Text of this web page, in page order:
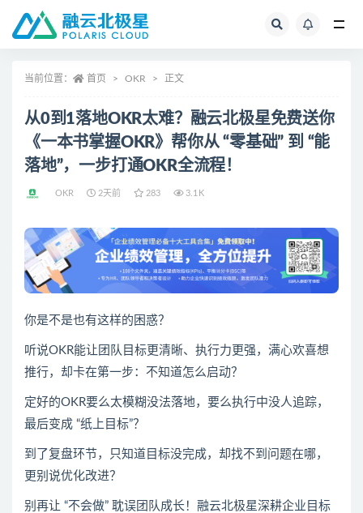
当前位置： 首页 OKR 正文
从0到1落地OKR太难？融云北极星免费送你
《一本书掌握OKR》帮你从 “零基础” 到 “能
落地”，一步打通OKR全流程！
OKR 2天前 283 3.1K
你是不是也有这样的困惑？
听说OKR能让团队目标更清晰、执行力更强，满心欢喜想
推行，却卡在第一步：不知道怎么启动？
定好的OKR要么太模糊没法落地，要么执行中没人追踪，
最后变成 “纸上目标”？
到了复盘环节，只知道目标没完成，却找不到问题在哪，
更别说优化改进？
别再让 “不会做” 耽误团队成长！融云北极星深耕企业目标